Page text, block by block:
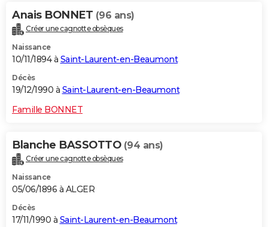
Anais BONNET (96 ans)
Créer une cagnotte obsèques
Naissance
10/11/1894 à Saint-Laurent-en-Beaumont
Décès
19/12/1990 à Saint-Laurent-en-Beaumont
Famille BONNET
Blanche BASSOTTO (94 ans)
Créer une cagnotte obsèques
Naissance
05/06/1896 à ALGER
Décès
17/11/1990 à Saint-Laurent-en-Beaumont